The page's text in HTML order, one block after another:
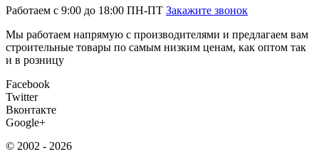
Работаем с 9:00 до 18:00 ПН-ПТ Закажите звонок
Мы работаем напрямую с производителями и предлагаем вам
строительные товары по самым низким ценам, как оптом так
и в розницу
Facebook
Twitter
Вконтакте
Google+
© 2002 - 2026